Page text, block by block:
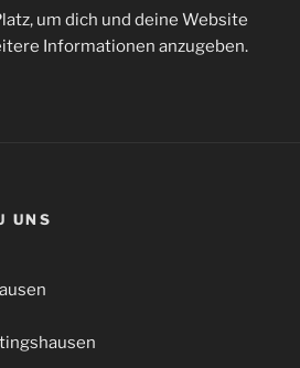
um dich und deine Website
Informationen anzugeben.
UNS